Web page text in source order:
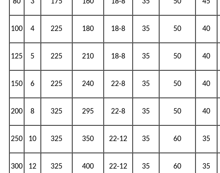
100 4 225 180 18-8 35 50 40
125 5 225 210 18-8 35 50 40
150 6 225 240 22-8 35 50 40
200 8 325 295 22-8 35 50 40
250 10 325 350 22-12 35 60 35
300 12 325 400 22-12 35 60 35